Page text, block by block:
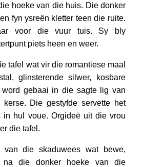
hoeke van die huis. Die donker
fyn ysreën kletter teen die ruite.
voor die vuur tuis. Sy bly
piets heen en weer.
tafel wat vir die romantiese maal
glinsterende silwer, kosbare
word gebaai in die sagte lig van
Die gestyfde servette het
in hul voue. Orgideë uit die vrou
die tafel.
van die skaduwees wat bewe,
na die donker hoeke van die